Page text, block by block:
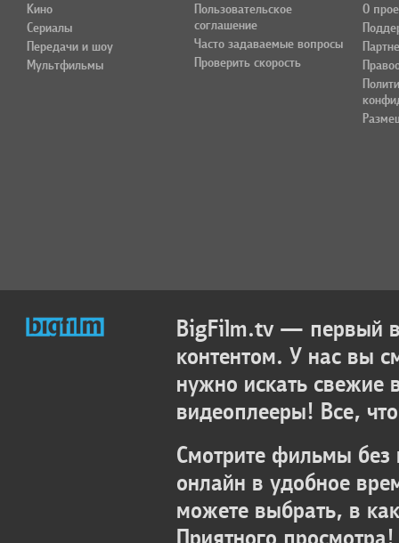
Кино
Сериалы
Передачи и шоу
Мультфильмы
Пользовательское
соглашение
Часто задаваемые вопросы
Проверить скорость
О
BigFilm.tv — первый
контентом. У нас вы
нужно искать свежие
видеоплееры! Все,
Смотрите фильмы без
онлайн в удобное
можете выбрать, в